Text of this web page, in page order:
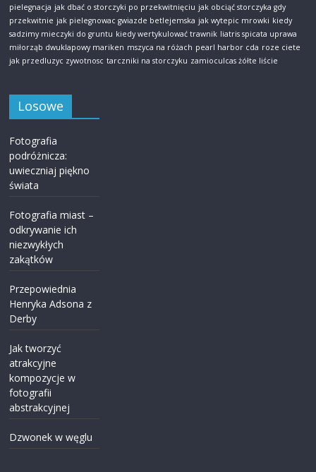
pielegnacja jak dbać o storczyki po przekwitnięciu jak obciąć storczyka gdy
przekwitnie jak pielegnowac gwiazde betlejemska jak wytepic mrowki kiedy
sadzimy mieczyki do gruntu kiedy wertykulować trawnik liatris spicata uprawa
miłorząb dwuklapowy mariken mszyca na różach pearl harbor cda roze ciete
jak przedluzyc zywotnosc tarczniki na storczyku zamioculcas żółte liście
Losowe
Fotografia
podróżnicza:
uwieczniaj piękno
świata
Fotografia miast –
odkrywanie ich
niezwykłych
zakątków
Przepowiednia
Henryka Adsona z
Derby
Jak tworzyć
atrakcyjne
kompozycje w
fotografii
abstrakcyjnej
Dzwonek w węglu